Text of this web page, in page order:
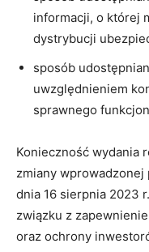
informacji, o której
dystrybucji
sposób
uwzględnieniem
sprawnego
Konieczność wydania
zmiany
dnia 16 sierpnia 2023
związku z
oraz ochrony